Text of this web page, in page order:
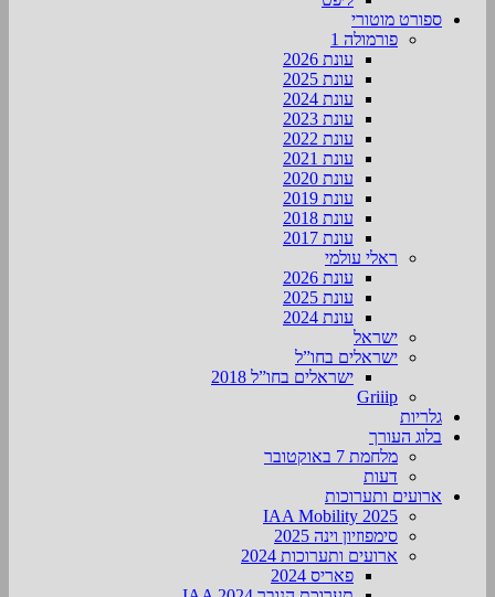
ספורט מוטורי
פורמולה 1
עונת 2026
עונת 2025
עונת 2024
עונת 2023
עונת 2022
עונת 2021
עונת 2020
עונת 2019
עונת 2018
עונת 2017
ראלי עולמי
עונת 2026
עונת 2025
עונת 2024
ישראל
ישראלים בחו”ל
ישראלים בחו”ל 2018
Griiip
גלריות
בלוג העורך
מלחמת 7 באוקטובר
דעות
ארועים ותערוכות
2025 IAA Mobility
סימפוזיון וינה 2025
ארועים ותערוכות 2024
פאריס 2024